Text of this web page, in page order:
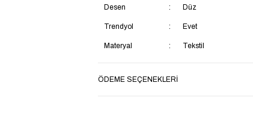
Desen Düz
Trendyol Evet
Materyal Tekstil
Topuk Boyu
ÖDEME SEÇENEKLERI